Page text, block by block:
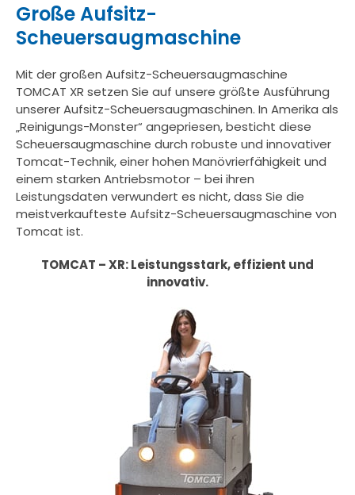
Große Aufsitz-
Scheuersaugmaschine
Mit der großen Aufsitz-Scheuersaugmaschine
TOMCAT XR setzen Sie auf unsere größte Ausführung
unserer Aufsitz-Scheuersaugmaschinen. In Amerika als
„Reinigungs-Monster“ angepriesen, besticht diese
Scheuersaugmaschine durch robuste und innovativer
Tomcat-Technik, einer hohen Manövrierfähigkeit und
einem starken Antriebsmotor – bei ihren
Leistungsdaten verwundert es nicht, dass Sie die
meistverkaufteste Aufsitz-Scheuersaugmaschine von
Tomcat ist.
TOMCAT – XR: Leistungsstark, effizient und
innovativ.